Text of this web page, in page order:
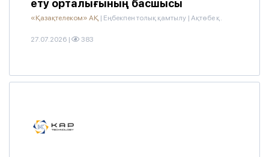
ету орталығының басшысы
«Қазақтелеком» АҚ | Еңбекпен толық қамтылу | Ақтөбе қ.
27.07.2026 | 383